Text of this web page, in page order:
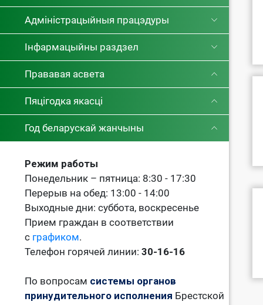
Адміністрацыйныя працэдуры
Інфармацыйны раздзел
Прававая асвета
Пяцігодка якасці
Год беларускай жанчыны
Режим работы
Понедельник – пятница: 8:30 - 17:30
Перерыв на обед: 13:00 - 14:00
Выходные дни: суббота, воскресенье
Прием граждан в соответствии
с графиком.
Телефон горячей линии: 30-16-16
По вопросам системы органов
принудительного исполнения Брестской